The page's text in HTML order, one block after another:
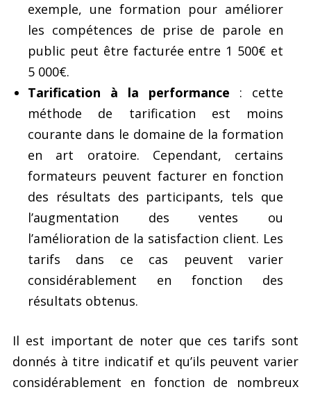
exemple, une formation pour améliorer
les compétences de prise de parole en
public peut être facturée entre 1 500€ et
5 000€.
Tarification à la performance : cette
méthode de tarification est moins
courante dans le domaine de la formation
en art oratoire. Cependant, certains
formateurs peuvent facturer en fonction
des résultats des participants, tels que
l’augmentation des ventes ou
l’amélioration de la satisfaction client. Les
tarifs dans ce cas peuvent varier
considérablement en fonction des
résultats obtenus.
Il est important de noter que ces tarifs sont
donnés à titre indicatif et qu’ils peuvent varier
considérablement en fonction de nombreux